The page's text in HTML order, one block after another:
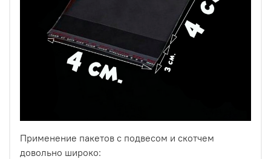
Применение пакетов с подвесом и скотчем
довольно широко: